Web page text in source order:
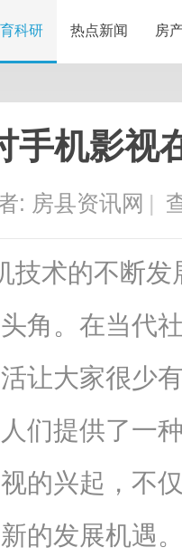
科研 热点新闻 房
手机影视
: 房县资讯网 |
技术的不断
角。在当代
让大家很少
们提供了一
的兴起，不
的发展机遇